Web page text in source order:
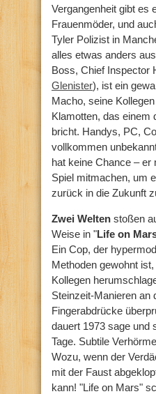
Vergangenheit gibt es
Frauenmöder, und
Tyler Polizist in
alles etwas anders
Boss, Chief Inspector
Glenister), ist ein
Macho, seine
Klamotten, das einem
bricht. Handys, PC,
vollkommen
hat keine Chance – er
Spiel mitmachen, um
zurück in die Zukunft
Zwei Welten stoßen
Weise in "Life on
Ein Cop, der
Methoden gewohnt
Kollegen
Steinzeit-Manieren an
Fingerabdrücke
dauert 1973 sage und
Tage. Subtile
Wozu, wenn der
mit der Faust
kann! "Life on Mars"